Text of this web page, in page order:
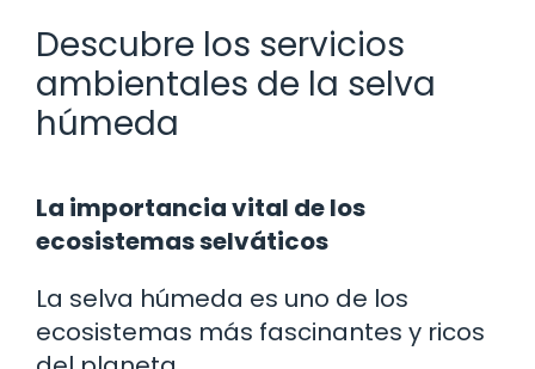
Descubre los servicios
ambientales de la selva
húmeda
La importancia vital de los
ecosistemas selváticos
La selva húmeda es uno de los
ecosistemas más fascinantes y ricos